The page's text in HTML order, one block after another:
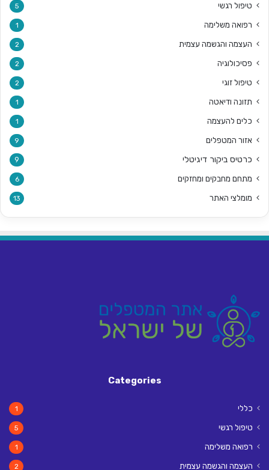
טיפול רגשי 5
רפואה משלימה 1
העצמה והגשמה עצמית 2
פסיכולוגיה 2
טיפול זוגי 2
תזונה ודיאטה 1
כלים להעצמה 1
אזור המטפלים 9
כרטיס ביקור דיגיטלי 9
מתחם מחבקים ומחזקים 6
מומלצי האתר 13
Categories
כללי 1
טיפול רגשי 5
רפואה משלימה 1
העצמה והגשמה עצמית 2